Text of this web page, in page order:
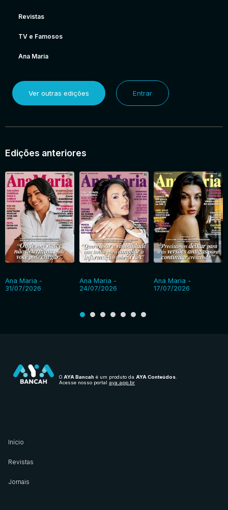
Revistas
TV e Famosos
Ana Maria
Ver outras edições Entrar
Edições anteriores
Ana Maria -
31/07/2026
Ana Maria -
24/07/2026
Ana Maria -
17/07/2026
O AYA Bancah é um produto da AYA Conteúdos
Acesse nosso portal aya.app.br
Início
Revistas
Jornais